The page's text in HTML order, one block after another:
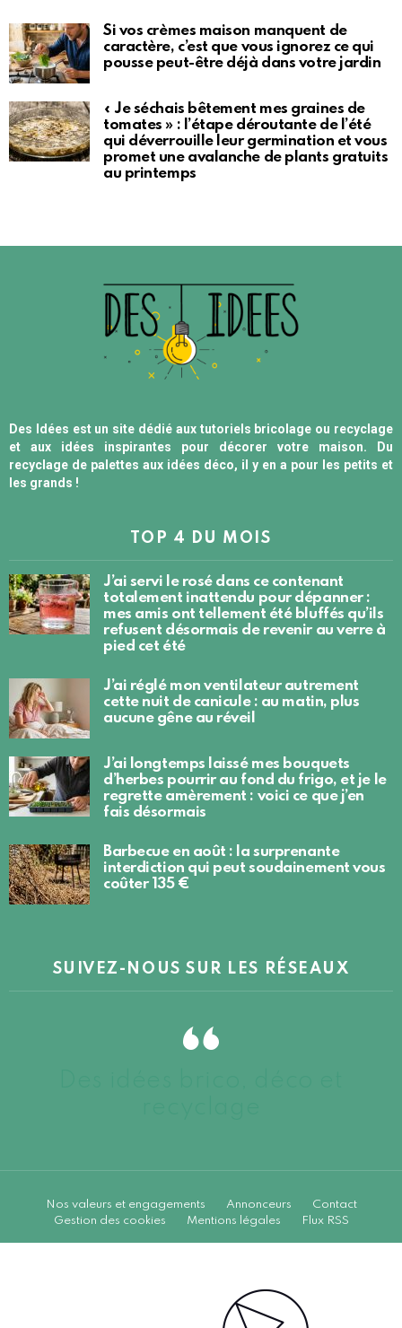
Si vos crèmes maison manquent de
caractère, c’est que vous ignorez ce qui
pousse peut-être déjà dans votre jardin
« Je séchais bêtement mes graines de
tomates » : l’étape déroutante de l’été
qui déverrouille leur germination et vous
promet une avalanche de plants gratuits
au printemps
Des Idées est un site dédié aux tutoriels bricolage ou recyclage
et aux idées inspirantes pour décorer votre maison. Du
recyclage de palettes aux idées déco, il y en a pour les petits et
les grands !
TOP 4 DU MOIS
J’ai servi le rosé dans ce contenant
totalement inattendu pour dépanner :
mes amis ont tellement été bluffés qu’ils
refusent désormais de revenir au verre à
pied cet été
J’ai réglé mon ventilateur autrement
cette nuit de canicule : au matin, plus
aucune gêne au réveil
J’ai longtemps laissé mes bouquets
d’herbes pourrir au fond du frigo, et je le
regrette amèrement : voici ce que j’en
fais désormais
Barbecue en août : la surprenante
interdiction qui peut soudainement vous
coûter 135 €
SUIVEZ-NOUS SUR LES RÉSEAUX
Nos valeurs et engagements Annonceurs
Contact
Gestion des cookies
Mentions légales Flux RSS